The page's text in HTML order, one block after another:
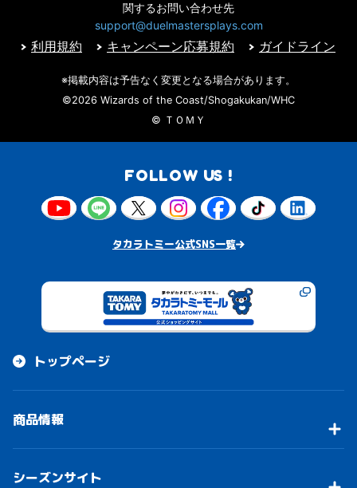
関するお問い合わせ先
support@duelmastersplays.com
利用規約 キャンペーン応募規約 ガイドライン
※掲載内容は予告なく変更となる場合があります。
©2026 Wizards of the Coast/Shogakukan/WHC
© ＴＯＭＹ
FOLLOW US !
タカラトミー公式SNS一覧
トップページ
商品情報
シーズンサイト